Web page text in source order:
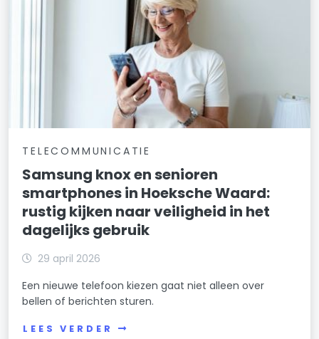
TELECOMMUNICATIE
Samsung knox en senioren
smartphones in Hoeksche Waard:
rustig kijken naar veiligheid in het
dagelijks gebruik
29 april 2026
Een nieuwe telefoon kiezen gaat niet alleen over
bellen of berichten sturen.
LEES VERDER